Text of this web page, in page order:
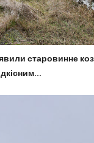
старовинне